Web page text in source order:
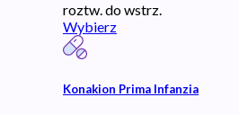
roztw. do wstrz.
Wybierz
Konakion Prima Infanzia